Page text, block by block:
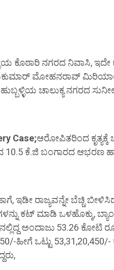
ಕೊಠಾರಿ ನಗರದ ನಿವಾಸಿ,
ಮೋಹನರಾವ್ ಮಿರಿಯಾಲ
ಚಾಲುಕ್ಯ ನಗರದ
Case;ಆರೋಪಿತರಿಂದ ಕೃತ್ಯಕ್ಕೆ
ಕೆ.ಜಿ ಬಂಗಾರದ ಆಭರಣ
ಇಡೀ ರಾಜ್ಯವನ್ನೇ ಬೆಚ್ಚಿ
ಕಟ್ ಮಾಡಿ ಒಳಹೊಕ್ಕು,
ಅಂದಾಜು 53.26 ಕೋಟಿ
ಹೀಗೆ ಒಟ್ಟು